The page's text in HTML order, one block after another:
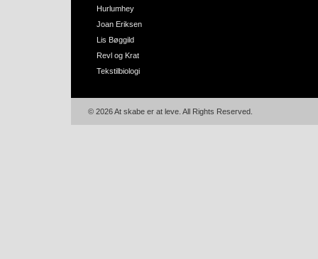
Hurlumhey
Joan Eriksen
Lis Bøggild
Revl og Krat
Tekstilbiologi
© 2026 At skabe er at leve. All Rights Reserved.